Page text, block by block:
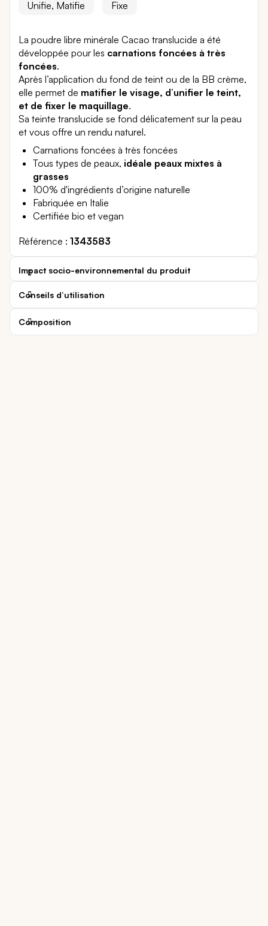
Unifie, Matifie Fixe
La poudre libre minérale Cacao translucide a été
développée pour les carnations foncées à très
foncées.
Après l’application du fond de teint ou de la BB crème,
elle permet de matifier le visage, d’unifier le teint,
et de fixer le maquillage.
Sa teinte translucide se fond délicatement sur la peau
et vous offre un rendu naturel.
Carnations foncées à très foncées
Tous types de peaux, idéale peaux mixtes à
grasses
100% d'ingrédients d’origine naturelle
Fabriquée en Italie
Certifiée bio et vegan
Référence 1343583
Impact socio-environnemental du produit
Conseils d’utilisation
Composition